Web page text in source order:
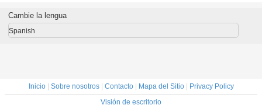
Cambie la lengua
Spanish
Inicio| Sobre nosotros| Contacto| Mapa del Sitio| Privacy Policy
Visión de escritorio